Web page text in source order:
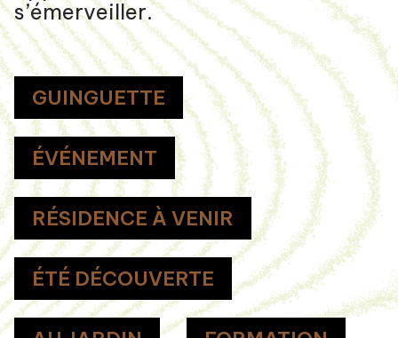
s’émerveiller.
GUINGUETTE
ÉVÉNEMENT
RÉSIDENCE À VENIR
ÉTÉ DÉCOUVERTE